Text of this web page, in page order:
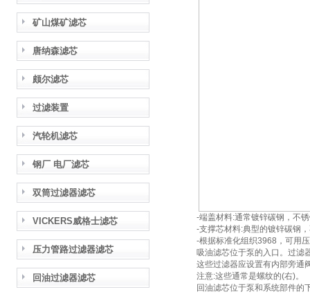
矿山煤矿滤芯
唐纳森滤芯
颇尔滤芯
过滤装置
汽轮机滤芯
钢厂 电厂滤芯
双筒过滤器滤芯
VICKERS威格士滤芯
压力管路过滤器滤芯
回油过滤器滤芯
-端盖材料:通常镀锌碳钢，不
-支撑芯材料:典型的镀锌碳钢
-根据标准化组织3968，可用
吸油滤芯位于泵的入口。过滤
这些过滤器应设置有内部旁通
注意:这些通常是螺纹的(右)。
回油滤芯位于泵和系统部件的